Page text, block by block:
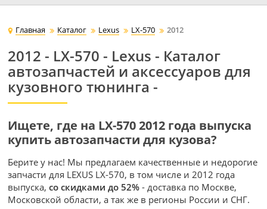
Главная Каталог Lexus LX-570 2012
2012 - LX-570 - Lexus - Каталог
автозапчастей и аксессуаров для
кузовного тюнинга -
Ищете, где на LX-570 2012 года выпуска
купить автозапчасти для кузова?
Берите у нас! Мы предлагаем качественные и недорогие
запчасти для LEXUS LX-570, в том числе и 2012 года
выпуска,со скидками до 52% - доставка по Москве,
Московской области, а так же в регионы России и СНГ.